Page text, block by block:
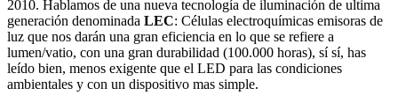
2010. Hablamos de una nueva tecnología de iluminación de ultima
generación denominada LEC: Células electroquímicas emisoras de
luz que nos darán una gran eficiencia en lo que se refiere a
lumen/vatio, con una gran durabilidad (100.000 horas), sí sí, has
leído bien, menos exigente que el LED para las condiciones
ambientales y con un dispositivo mas simple.